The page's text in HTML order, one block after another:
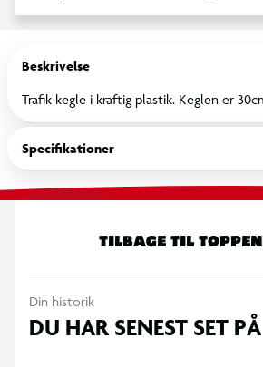
Beskrivelse
Trafik kegle i kraftig plastik. Keglen er
Specifikationer
TILBAGE TIL TOPPEN
Din historik
DU HAR SENEST SET PÅ